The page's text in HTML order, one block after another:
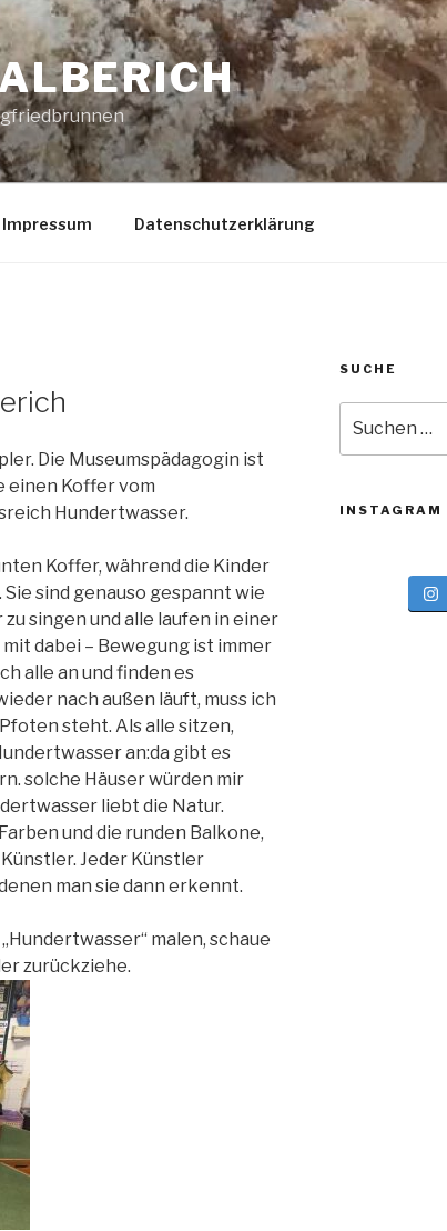
Impressum Datenschutzerklärung
Die Museumspädagogin ist
einen Koffer vom
Hundertwasser.
Koffer, während die Kinder
sind genauso gespannt wie
singen und alle laufen in einer
dabei – Bewegung ist immer
alle an und finden es
nach außen läuft, muss ich
steht. Als alle sitzen,
an:da gibt es
solche Häuser würden mir
liebt die Natur.
und die runden Balkone,
Jeder Künstler
man sie dann erkennt.
malen, schaue
zurückziehe.
SUCHE
nach:
INSTAGRAM